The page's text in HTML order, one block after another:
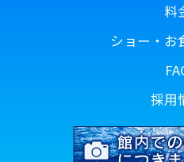
料
ショー・お
採用